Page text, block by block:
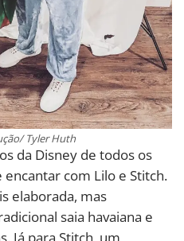
Tyler Huth
da Disney de todos os
com Lilo e Stitch.
elaborada, mas
saia havaiana e